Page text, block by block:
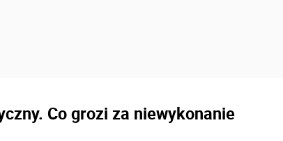
Co grozi za niewykonanie